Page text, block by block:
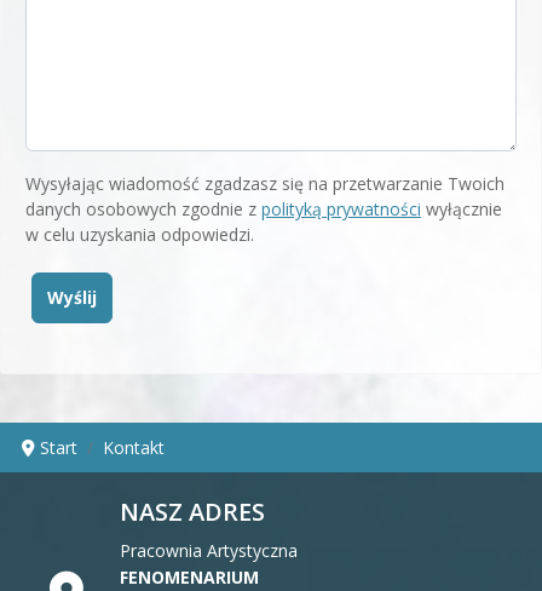
Wysyłając wiadomość zgadzasz się na przetwarzanie Twoich
danych osobowych zgodnie z polityką prywatności wyłącznie
w celu uzyskania odpowiedzi.
Wyślij
Start Kontakt
NASZ ADRES
Pracownia Artystyczna
FENOMENARIUM